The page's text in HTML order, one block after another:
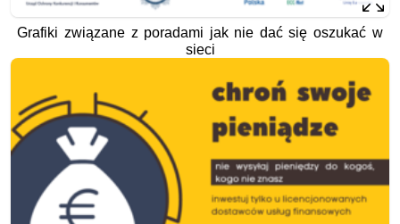
Grafiki związane z poradami jak nie dać się oszukać w
sieci